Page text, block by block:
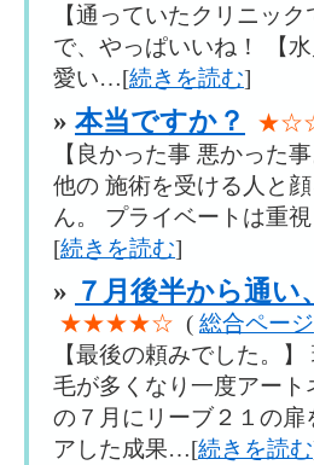
【通っていたクリニッ
で、やっぱいいね！ 【
愛い…[続きを読む]
» 本当ですか？
【良かった事 悪かった
他の 施術を受ける人と
ん。 プライベートは重
[続きを読む]
» ７月後半から通
★★★★☆ ( 総合ページ
【最後の頼みでした。
毛が多くなり一度アー
の７月にリーブ２１の
アした成果…[続きを読む